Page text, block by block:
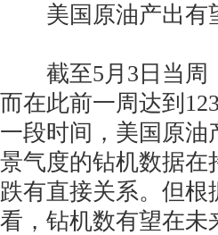
美国原油产出有
截至5月3日当周
而在此前一周达到
一段时间，美国原
景气度的钻机数据在
跌有直接关系。但根
看，钻机数有望在未